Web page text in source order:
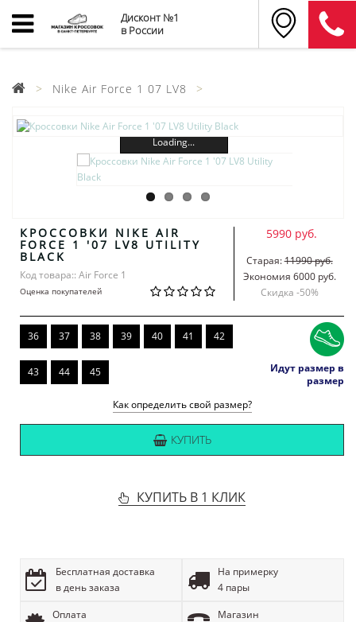
Дисконт №1
в России
Nike Air Force 1 07 LV8
Loading...
КРОССОВКИ NIKE AIR
FORCE 1 '07 LV8 UTILITY
BLACK
Код товара:: Air Force 1
Оценка покупателей
5990 руб.
Старая:11990 руб.
Экономия 6000 руб.
Скидка -50%
36 37 38 39 40 41 42
43 44 45
Идут размер в
размер
Как определить свой размер?
КУПИТЬ
КУПИТЬ В 1 КЛИК
Бесплатная доставка
в день заказа
На примерку
4 пары
Оплата
Магазин